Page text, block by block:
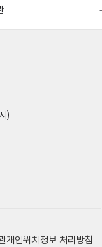
)
개인위치정보 처리방침